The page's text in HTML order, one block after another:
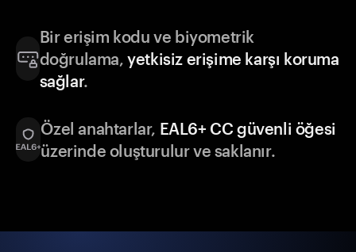
Bir erişim kodu ve biyometrik
doğrulama,yetkisiz erişime karşı koruma
sağlar.
Özel anahtarlar, EAL6+ CC güvenli öğesi
üzerinde oluşturulur ve saklanır.